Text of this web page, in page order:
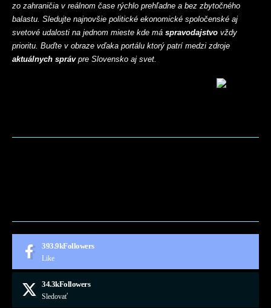
zo zahraničia v reálnom čase rýchlo prehľadne a bez zbytočného
balastu. Sledujte najnovšie politické ekonomické spoločenské aj
svetové udalosti na jednom mieste kde má spravodajstvo vždy
prioritu. Buďte v obraze vďaka portálu ktorý patrí medzi zdroje
aktuálnych správpre Slovensko aj svet.
393.9kFollowers
Like
34.3kFollowers
Sledovať